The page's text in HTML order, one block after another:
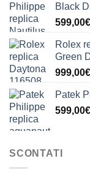
Black
599,00€
Rolex
Green
999,00€
Patek
599,00€
SCONTATI